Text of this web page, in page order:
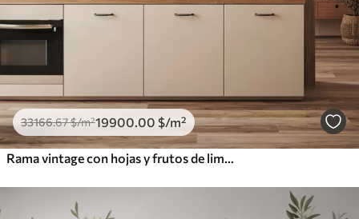
33166.67$/m²19900.00 $/m²
Rama vintage con hojas y frutos de limones acuarela